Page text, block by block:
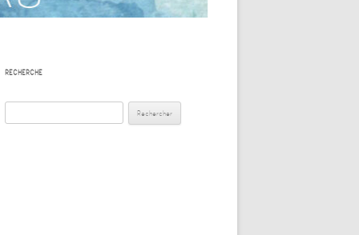
SOURCE
YOGA AQUATIQUE POUR TOUS
+
RECHERCHE